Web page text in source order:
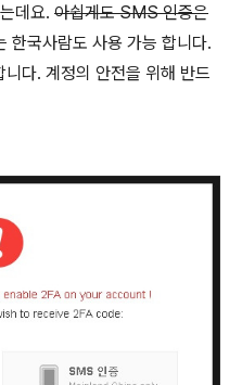
데요. 아쉽게도 SMS 인증은
한국사람도 사용 가능 합니다.
다. 계정의 안전을 위해 반드